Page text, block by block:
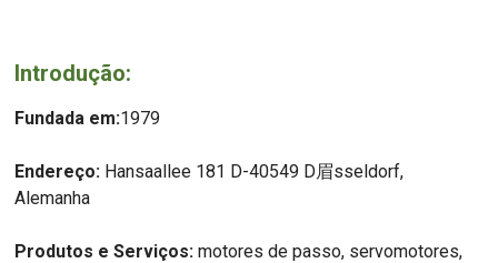
Introdução:
Fundada em:1979
Endereço: Hansaallee 181 D-40549 D眉sseldorf,
Alemanha
Produtos e Serviços: motores de passo, servomotores,